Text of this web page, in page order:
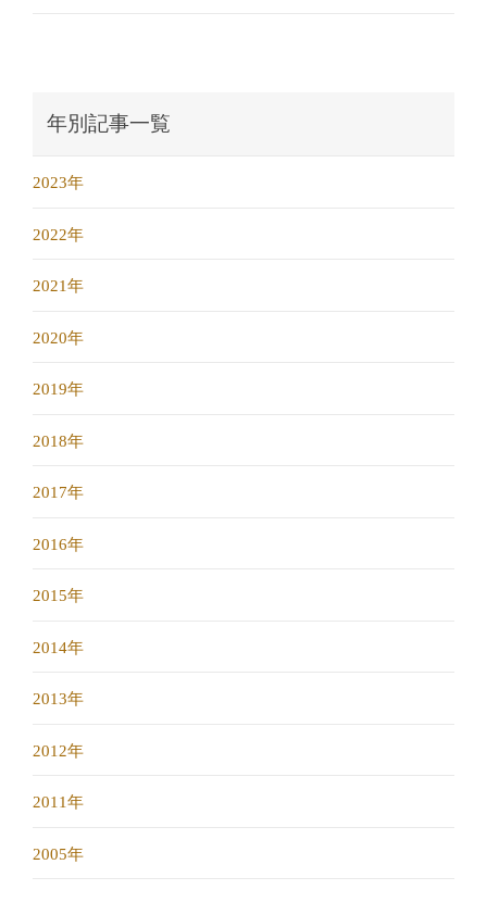
年別記事一覧
2023年
2022年
2021年
2020年
2019年
2018年
2017年
2016年
2015年
2014年
2013年
2012年
2011年
2005年